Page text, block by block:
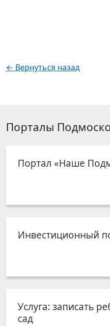
← Вернуться назад
Порталы
Портал «Наше
Инвестиционный
Услуга: записать
сад